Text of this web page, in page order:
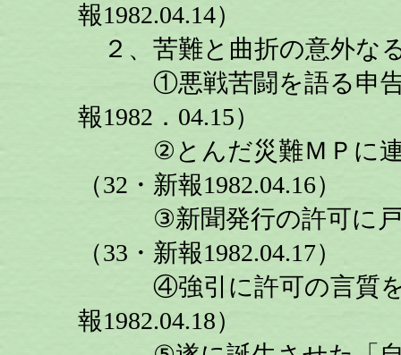
報1982.04.14）
２、苦難と曲折の意外な
①悪戦苦闘を語る申告書
報1982．04.15）
②とんだ災難ＭＰに連
（32・新報1982.04.16）
③新聞発行の許可に戸惑
（33・新報1982.04.17）
④強引に許可の言質を握
報1982.04.18）